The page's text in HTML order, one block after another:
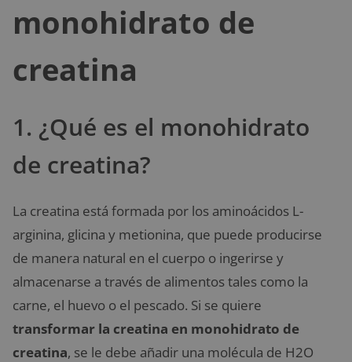
monohidrato de
creatina
1. ¿Qué es el monohidrato
de creatina?
La creatina está formada por los aminoácidos L-
arginina, glicina y metionina, que puede producirse
de manera natural en el cuerpo o ingerirse y
almacenarse a través de alimentos tales como la
carne, el huevo o el pescado. Si se quiere
transformar la creatina en monohidrato de
creatina, se le debe añadir una molécula de H2O